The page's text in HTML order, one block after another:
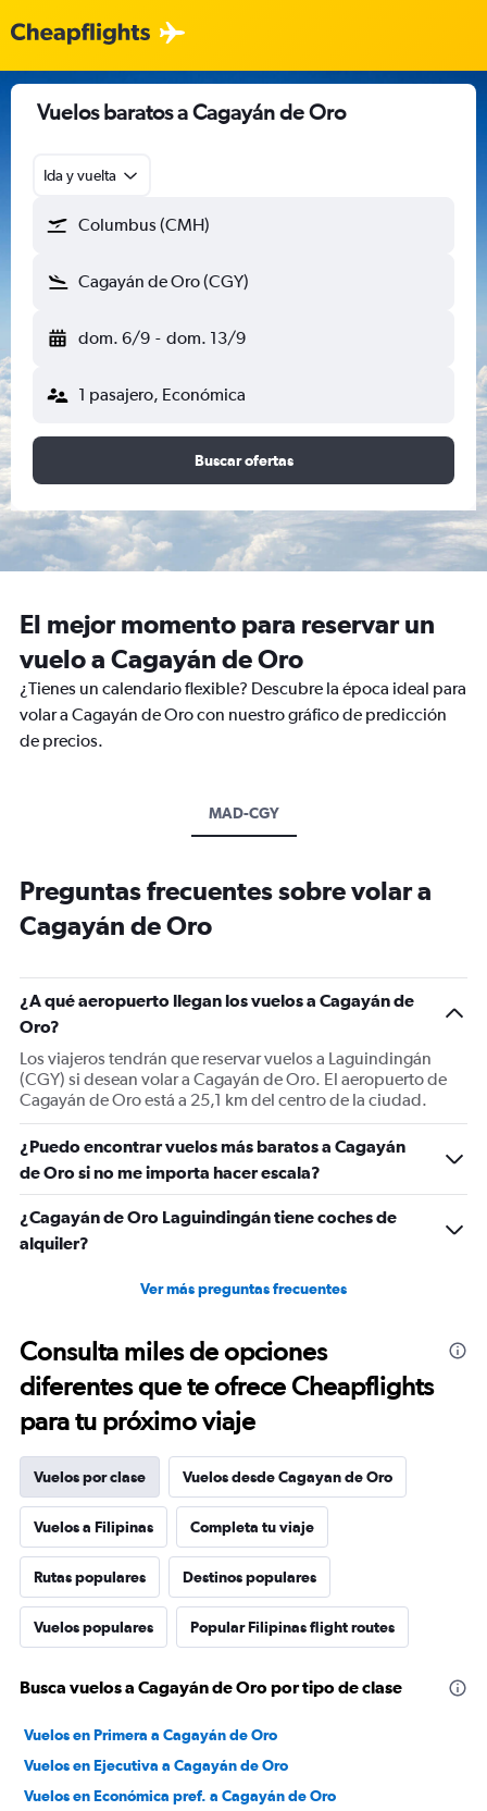
Vuelos baratos a Cagayán de Oro
Ida y vuelta
Columbus (CMH)
Cagayán de Oro (CGY)
dom. 6/9 - dom. 13/9
1 pasajero, Económica
Buscar ofertas
El mejor momento para reservar un
vuelo a Cagayán de Oro
¿Tienes un calendario flexible? Descubre la época ideal para
volar a Cagayán de Oro con nuestro gráfico de predicción
de precios.
MAD-CGY
Preguntas frecuentes sobre volar a
Cagayán de Oro
¿A qué aeropuerto llegan los vuelos a Cagayán de
Oro?
Los viajeros tendrán que reservar vuelos a Laguindingán
(CGY) si desean volar a Cagayán de Oro. El aeropuerto de
Cagayán de Oro está a 25,1 km del centro de la ciudad.
¿Puedo encontrar vuelos más baratos a Cagayán
de Oro si no me importa hacer escala?
¿Cagayán de Oro Laguindingán tiene coches de
alquiler?
Ver más preguntas frecuentes
Consulta miles de opciones
diferentes que te ofrece Cheapflights
para tu próximo viaje
Vuelos por clase Vuelos desde Cagayan de Oro
Vuelos a Filipinas Completa tu viaje
Rutas populares Destinos populares
Vuelos populares Popular Filipinas flight routes
Busca vuelos a Cagayán de Oro por tipo de clase
Vuelos en Primera a Cagayán de Oro
Vuelos en Ejecutiva a Cagayán de Oro
Vuelos en Económica pref. a Cagayán de Oro